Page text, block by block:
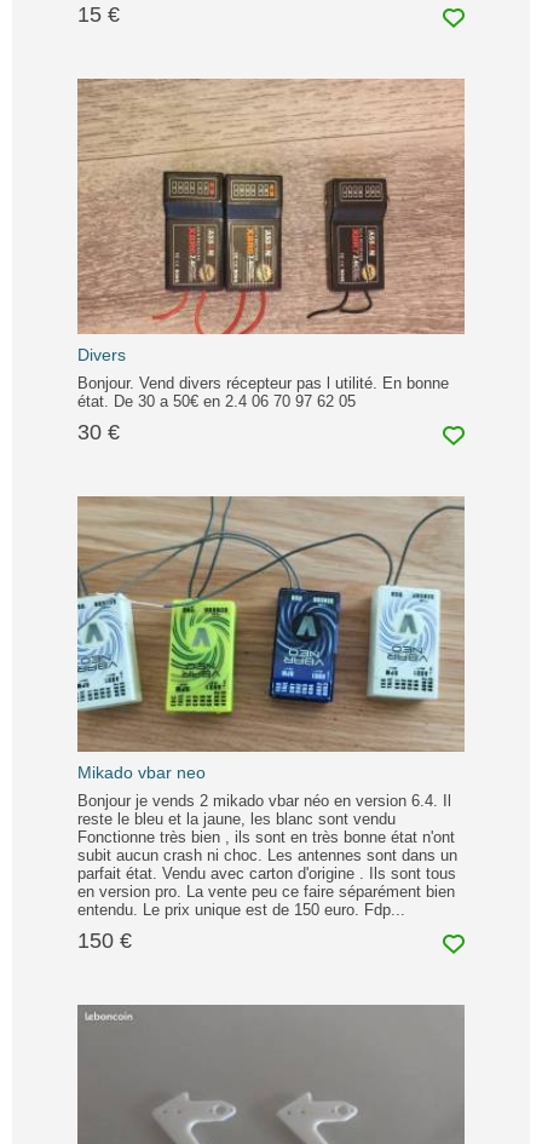
15 €
Divers
Bonjour. Vend divers récepteur pas l utilité. En bonne
état. De 30 a 50€ en 2.4 06 70 97 62 05
30 €
Mikado vbar neo
Bonjour je vends 2 mikado vbar néo en version 6.4. Il
reste le bleu et la jaune, les blanc sont vendu
Fonctionne très bien , ils sont en très bonne état n'ont
subit aucun crash ni choc. Les antennes sont dans un
parfait état. Vendu avec carton d'origine . Ils sont tous
en version pro. La vente peu ce faire séparément bien
entendu. Le prix unique est de 150 euro. Fdp...
150 €